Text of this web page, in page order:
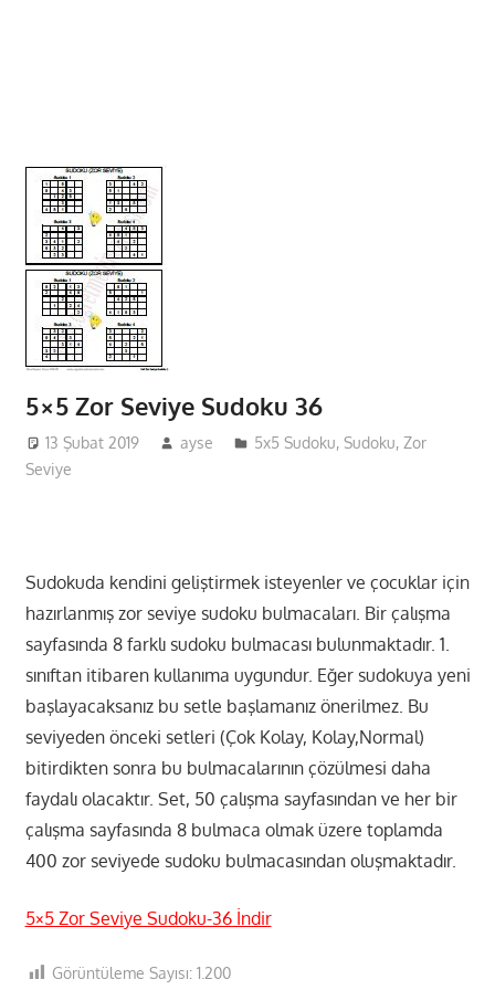
5×5 Zor Seviye Sudoku 36
13 Şubat 2019 ayse 5x5 Sudoku,Sudoku, Zor
Seviye
Sudokuda kendini geliştirmek isteyenler ve çocuklar için
hazırlanmış zor seviye sudoku bulmacaları. Bir çalışma
sayfasında 8 farklı sudoku bulmacası bulunmaktadır. 1.
sınıftan itibaren kullanıma uygundur. Eğer sudokuya yeni
başlayacaksanız bu setle başlamanız önerilmez. Bu
seviyeden önceki setleri (Çok Kolay, Kolay,Normal)
bitirdikten sonra bu bulmacalarının çözülmesi daha
faydalı olacaktır. Set, 50 çalışma sayfasından ve her bir
çalışma sayfasında 8 bulmaca olmak üzere toplamda
400 zor seviyede sudoku bulmacasından oluşmaktadır.
5×5 Zor Seviye Sudoku-36 İndir
Görüntüleme Sayısı: 1.200